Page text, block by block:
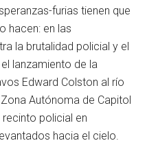
furias tienen que
hacen: en las
la brutalidad policial y el
lanzamiento de la
Edward Colston al río
Autónoma de Capitol
recinto policial en
hacia el cielo.